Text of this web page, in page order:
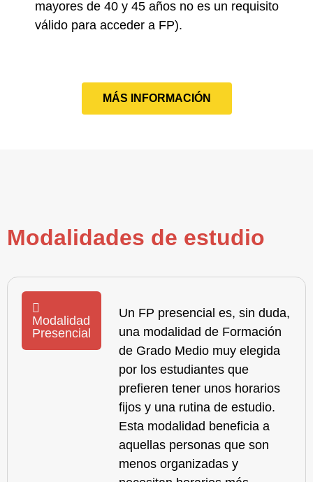
mayores de 40 y 45 años no es un requisito
válido para acceder a FP).
MÁS INFORMACIÓN
Modalidades de estudio
Modalidad
Presencial
Un FP presencial es, sin duda,
una modalidad de Formación
de Grado Medio muy elegida
por los estudiantes que
prefieren tener unos horarios
fijos y una rutina de estudio.
Esta modalidad beneficia a
aquellas personas que son
menos organizadas y